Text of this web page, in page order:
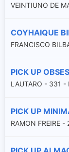
VEINTIUNO DE
COYHAIQUE
FRANCISCO
PICK UP
LAUTARO - 331 -
PICK UP
RAMON FREIRE -